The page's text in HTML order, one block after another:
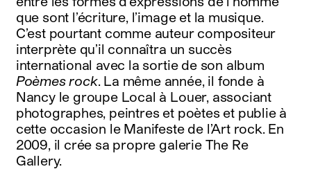
que sont l’écriture, l’image et la musique.
C’est pourtant comme auteur compositeur
interprète qu’il connaîtra un succès
international avec la sortie de son album
Poèmes rock. La même année, il fonde à
Nancy le groupe Local à Louer, associant
photographes, peintres et poètes et publie à
cette occasion le Manifeste de l’Art rock. En
2009, il crée sa propre galerie The Re
Gallery.